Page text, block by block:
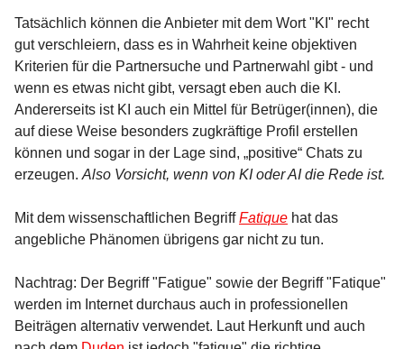
Tatsächlich können die Anbieter mit dem Wort "KI" recht
gut verschleiern, dass es in Wahrheit keine objektiven
Kriterien für die Partnersuche und Partnerwahl gibt - und
wenn es etwas nicht gibt, versagt eben auch die KI.
Andererseits ist KI auch ein Mittel für Betrüger(innen), die
auf diese Weise besonders zugkräftige Profil erstellen
können und sogar in der Lage sind, „positive“ Chats zu
erzeugen. Also Vorsicht, wenn von KI oder AI die Rede ist.
Mit dem wissenschaftlichen BegriffFatique hat das
angebliche Phänomen übrigens gar nicht zu tun.
Nachtrag: Der Begriff "Fatigue" sowie der Begriff "Fatique"
werden im Internet durchaus auch in professionellen
Beiträgen alternativ verwendet. Laut Herkunft und auch